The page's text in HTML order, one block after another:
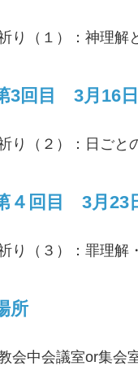
り（１）：神理解
3回目 3月16日
り（２）：日ごと
４回目 3月23
り（３）：罪理解
所
会中会議室or集会